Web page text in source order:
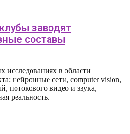
заводят
составы
исследованиях в области
нейронные сети, computer vision,
потокового видео и звука,
реальность.